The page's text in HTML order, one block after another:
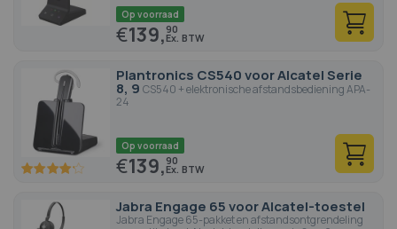
Op voorraad
€139,90
Plantronics CS540 voor Alcatel Serie
8, 9 CS540 + elektronische afstandsbediening APA-
24
83 100
Op voorraad
€139,90
Jabra Engage 65 voor Alcatel-toestel
Jabra Engage 65-pakket en afstandsontgrendeling